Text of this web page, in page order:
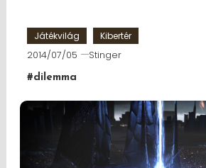
Játékvilág Kibertér
2014/07/05 Stinger
#dilemma